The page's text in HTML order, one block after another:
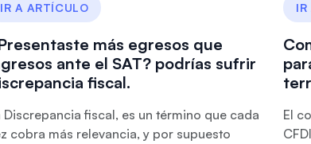
IR A ARTÍCULO
más egresos que
ante el SAT? podrías sufrir
fiscal.
Discrepancia fiscal, es un término que cada
cobra más relevancia, y por supuesto
IR
El